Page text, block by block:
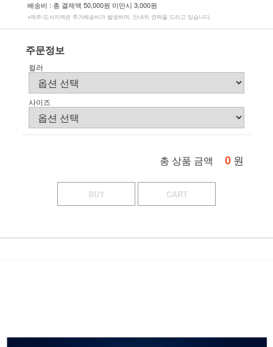
배송비 : 총 결제액 50,000원 미만시 3,000원
※제주/도서지역은 추가배송비가 발생하며, 안내차 연락을 드리고 있습니다.
주문정보
컬러
사이즈
총 상품 금액 0 원
BUY CART